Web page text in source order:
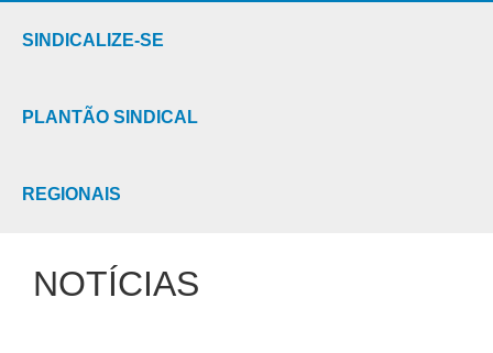
SINDICALIZE-SE
PLANTÃO SINDICAL
REGIONAIS
NOTÍCIAS